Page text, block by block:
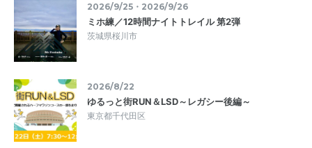
2026/9/25・2026/9/26
ミホ練／12時間ナイトトレイル 第2弾
茨城県桜川市
2026/8/22
ゆるっと街RUN＆LSD～レガシー後編～
東京都千代田区